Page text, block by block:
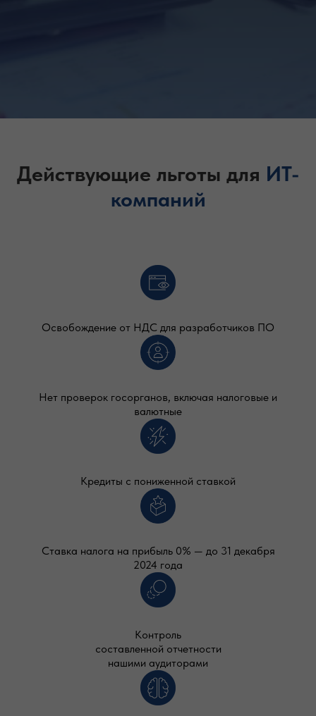
Действующие льготы для ИТ-
компаний
Освобождение от НДС для разработчиков ПО
Нет проверок госорганов, включая налоговые и
валютные
Кредиты с пониженной ставкой
Ставка налога на прибыль 0% — до 31 декабря
2024 года
Контроль
составленной отчетности
нашими аудиторами